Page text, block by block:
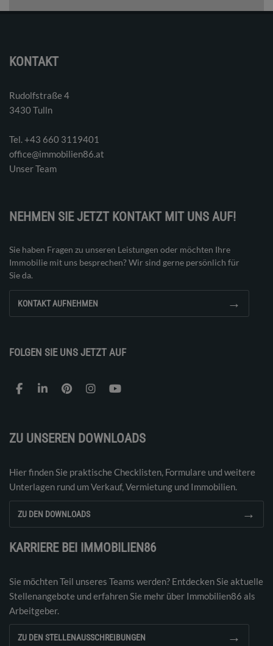
KONTAKT
Rudolfstraße 4
3430 Tulln
Tel. ‭+43 660 3119401‬
office@immobilien86.at
Unser Team
NEHMEN SIE JETZT KONTAKT MIT UNS AUF!
Sie haben Fragen zu unseren Leistungen oder möchten Ihre
Immobilie mit uns besprechen? Wir sind gerne persönlich für
Sie da.
KONTAKT AUFNEHMEN →
FOLGEN SIE UNS JETZT AUF
ZU UNSEREN DOWNLOADS
Hier finden Sie praktische Checklisten, Formulare und weitere
Unterlagen rund um Verkauf, Vermietung und Immobilien.
ZU DEN DOWNLOADS →
KARRIERE BEI IMMOBILIEN86
Sie möchten Teil unseres Teams werden? Entdecken Sie aktuelle
Stellenangebote und erfahren Sie mehr über Immobilien86 als
Arbeitgeber.
ZU DEN STELLENAUSSCHREIBUNGEN →